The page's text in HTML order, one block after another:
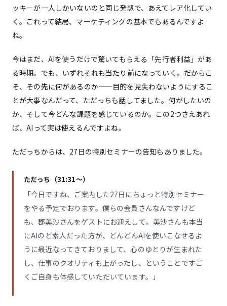
ッキーが一人しかいないのと同じ発想で、あえてレア化してい
く。これって結局、マーケティングの基本でもあるんですよ
ね。
今はまだ、AIを使うだけで驚いてもらえる「先行者利益」があ
る時期。でも、いずれそれも当たり前になっていく。だからこ
そ、その先に何があるのか——目的を見失わないようにするこ
とが大事なんだって、ただっちも話してました。何がしたいの
か、そして今どんな課題を感じているのか。この2つさえあれ
ば、AIって実は使えるんですよね。
ただっちからは、27日の特別セミナーの告知もありました。
ただっち（31:31〜）
「今日ですね、ご案内した27日にちょっと特別セミナー
をやる予定でおります。僕らの会員さんなんですけど
も、郡美沙さんをゲストにお迎えして。美沙さんも本当
にAIのど素人だった方が、どんどんAIを使いこなせるよ
うに最近なってきておりまして、心のゆとりが生まれた
し、仕事のクオリティも上がったし、ということですご
くご自身も体感していただいています。」